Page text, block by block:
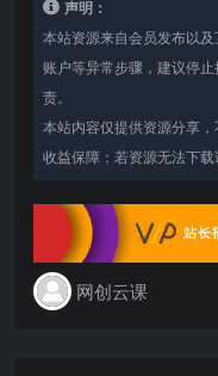
声明：
本站资源来自会员发布以
账户等异常步骤，建议停
责。
本站内容仅提供资源分享
收益保障；若资源无法下
网创云课